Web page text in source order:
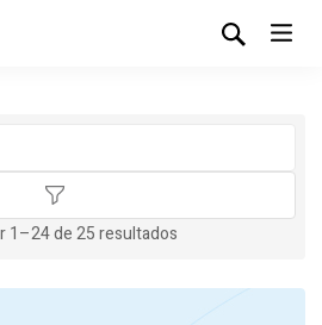
1–24 de 25 resultados